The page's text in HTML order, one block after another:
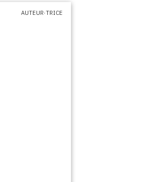
AUTEUR·TRICE